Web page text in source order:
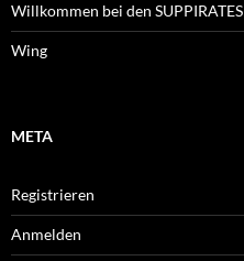
Willkommen bei den SUPPIRATES
Wing
META
Registrieren
Anmelden